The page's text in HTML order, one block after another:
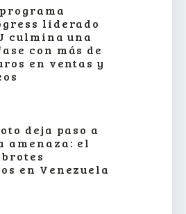
liderado
culmina una
con más de
en ventas y
deja paso a
amenaza: el
en Venezuela